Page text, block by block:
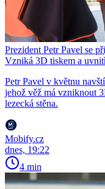
Prezident Petr Pavel se
Vzniká 3D tiskem a
Petr Pavel v květnu
jehož věž má vzniknout
lezecká stěna.
Mobify.cz
dnes, 19:22
4 min